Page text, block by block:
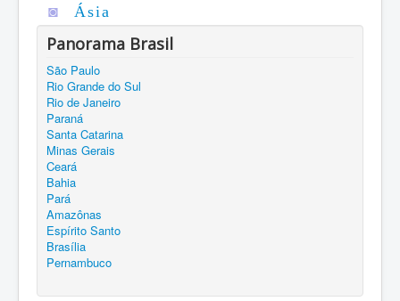
◙
Ásia
Panorama Brasil
São Paulo
Rio Grande do Sul
Rio de Janeiro
Paraná
Santa Catarina
Minas Gerais
Ceará
Bahia
Pará
Amazônas
Espírito Santo
Brasília
Pernambuco